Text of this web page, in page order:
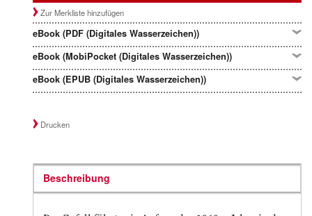
Zur Merkliste hinzufügen
eBook (PDF (Digitales Wasserzeichen))
eBook (MobiPocket (Digitales Wasserzeichen))
eBook (EPUB (Digitales Wasserzeichen))
Drucken
Beschreibung